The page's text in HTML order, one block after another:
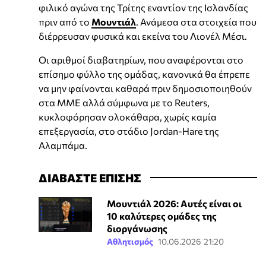
φιλικό αγώνα της Τρίτης εναντίον της Ισλανδίας
πριν από το Μουντιάλ . Ανάμεσα στα στοιχεία που
διέρρευσαν φυσικά και εκείνα του Λιονέλ Μέσι.
Οι αριθμοί διαβατηρίων, που αναφέρονται στο
επίσημο φύλλο της ομάδας, κανονικά θα έπρεπε
να μην φαίνονται καθαρά πριν δημοσιοποιηθούν
στα ΜΜΕ αλλά σύμφωνα με το Reuters,
κυκλοφόρησαν ολοκάθαρα, χωρίς καμία
επεξεργασία, στο στάδιο Jordan-Hare της
Αλαμπάμα.
ΔΙΑΒΑΣΤΕ ΕΠΙΣΗΣ
Μουντιάλ 2026: Αυτές είναι οι
10 καλύτερες ομάδες της
διοργάνωσης
Αθλητισμός 10.06.2026 21:20